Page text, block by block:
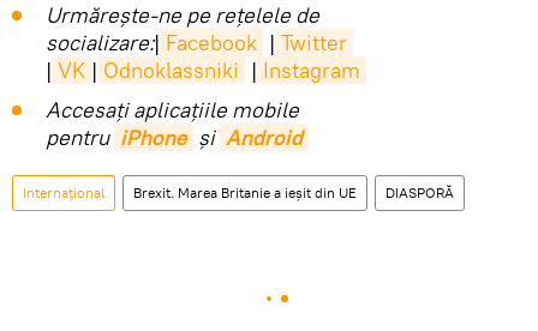
Urmărește-ne pe rețelele de
socializare:| Facebook | Twitter
| VK | Odnoklassniki | Instagram
Accesaţi aplicaţiile mobile
pentru iPhone și Android
Internaţional Brexit. Marea Britanie a ieșit din UE DIASPORĂ